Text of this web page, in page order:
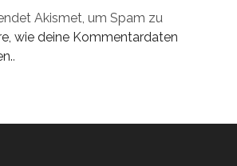
Akismet, um Spam zu
wie deine Kommentardaten
.